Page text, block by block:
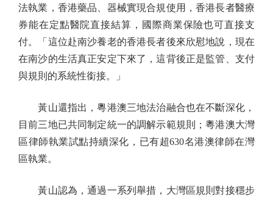
法執業，香港藥品、器械實現合規使用，香港長者醫療
券能在定點醫院直接結算，國際商業保險也可直接支
付。「這位赴南沙養老的香港長者後來欣慰地說，現在
在南沙的生活真正安定下來了，這背後正是監管、支付
與規則的系統性銜接。」
黃山還指出，粵港澳三地法治融合也在不斷深化，
目前三地已共同制定統一的調解示範規則；粵港澳大灣
區律師執業試點持續深化，已有超630名港澳律師在灣
區執業。
黃山認為，通過一系列舉措，大灣區規則對接穩步